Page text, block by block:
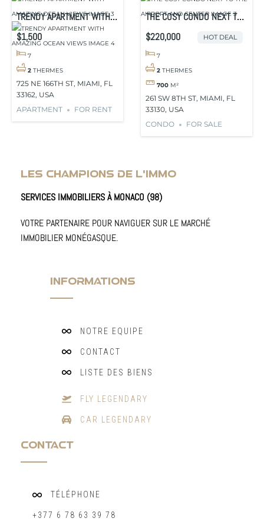
TRENDY APARTMENT WITH
AMAZING OCEAN VIEWS
$1,500
7
2 THERMES
725 NE 166TH ST, MIAMI, FL
33162, USA
APARTMENT
FOR RENT
THE COSY CONDO NEXT TO
THE AIRPORT AND CENTER
$220,000 HOT DEAL
7
2 THERMES
700 M²
261 SW 8TH ST, MIAMI, FL
33130, USA
CONDO
FOR SALE
LES CHAMPIONS DE L'IMMO
SERVICES IMMOBILIERS À MONACO (98)
VOTRE PARTENAIRE POUR NAVIGUER SUR LE MARCHÉ
IMMOBILIER MONÉGASQUE.
INFORMATIONS
NOTRE EQUIPE
CONTACT
LISTE DES BIENS
FLY LEGENDARY
CAR LEGENDARY
CONTACT
TÉLÉPHONE
+377 6 78 63 39 78